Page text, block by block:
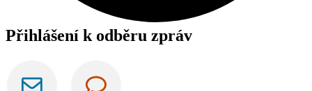
Přihlášení k odběru zpráv